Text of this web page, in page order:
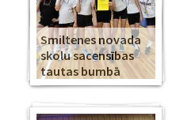
Smiltenes novada
skolu sacensības
tautas bumbā